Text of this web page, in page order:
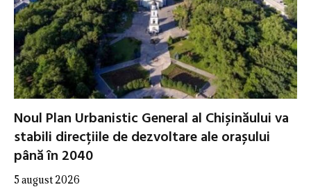
Noul Plan Urbanistic General al Chișinăului va
stabili direcțiile de dezvoltare ale orașului
până în 2040
5 august 2026